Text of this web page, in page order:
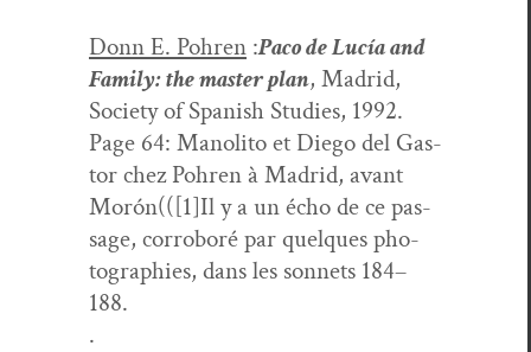
Donn E. Pohren :Paco de Lucía and
Fam­i­ly: the mas­ter plan, Madrid,
Soci­ety of Span­ish Stud­ies, 1992.
Page 64: Mano­li­to et Diego del Gas­
tor chez Pohren à Madrid, avant
Morón(([1]Il y a un écho de ce pas­
sage, cor­roboré par quelques pho­
togra­phies, dans les son­nets 184–
188.
.